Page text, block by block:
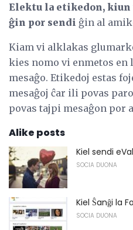
Elektu la etikedon, kiun
ĝin por sendi ĝin al
Kiam vi alklakas
kies nomo vi enmetos en
mesaĝo. Etikedoj estas
mesaĝoj ĉar ili povas
povas tajpi mesaĝon por
Alike posts
Kiel sendi
SOCIA DUONA
Kiel Ŝanĝi la
SOCIA DUONA